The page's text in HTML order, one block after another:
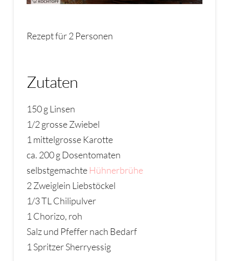
Rezept für 2 Personen
Zutaten
150 g Linsen
1/2 grosse Zwiebel
1 mittelgrosse Karotte
ca. 200 g Dosentomaten
selbstgemachte Hühnerbrühe
2 Zweiglein Liebstöckel
1/3 TL Chilipulver
1 Chorizo, roh
Salz und Pfeffer nach Bedarf
1 Spritzer Sherryessig